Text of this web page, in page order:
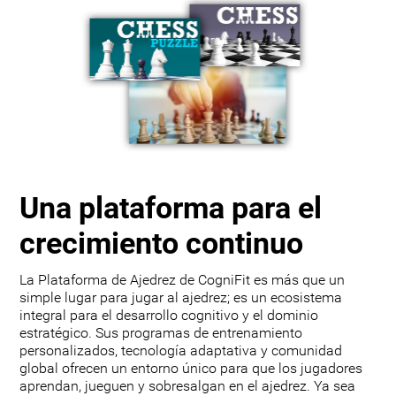
Una plataforma para el
crecimiento continuo
La Plataforma de Ajedrez de CogniFit es más que un
simple lugar para jugar al ajedrez; es un ecosistema
integral para el desarrollo cognitivo y el dominio
estratégico. Sus programas de entrenamiento
personalizados, tecnología adaptativa y comunidad
global ofrecen un entorno único para que los jugadores
aprendan, jueguen y sobresalgan en el ajedrez. Ya sea